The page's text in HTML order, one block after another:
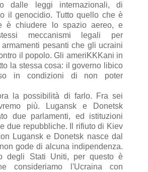
dalle leggi internazionali, di
il genocidio. Tutto quello che è
è chiudere lo spazio aereo, e
meccanismi legali per
pesanti che gli ucraini
il popolo. Gli ameriKKKani in
la stessa cosa: il governo libico
in condizioni di non poter
la possibilità di farlo. Fra sei
più. Lugansk e Donetsk
due parlamenti, ed istituzioni
due repubbliche. Il rifiuto di Kiev
Lugansk e Donetsk nasce dal
gode di alcuna indipendenza.
degli Stati Uniti, per questo è
consideriamo l'Ucraina con